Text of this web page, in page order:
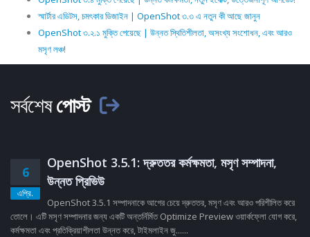
স্মার্টার এডিটস, চমৎকার ডিজাইন | OpenShot ৩.৩ এ নতুন কী আছে জানুন
OpenShot ৩.২.১ মুক্তি পেয়েছে | উন্নত স্থিতিশীলতা, অসংখ্য সংশোধন, এবং আরও
মসৃণ লঞ্চ!
সর্বশেষপোস্ট
6
এপ্রি.
OpenShot 3.5.1: দ্রুততর কর্মক্ষমতা, মসৃণ সম্পাদনা,
উন্নত প্রিভিউ
OpenShot 3.5.1 সম্পাদনাকে আগের চেয়ে দ্রুততর, মসৃণ এবং আরও পরিশীলিত করে
তোলে। এটি মসৃণ সম্পাদনার জন্য একটি অন্তর্নির্মিত Optimize Preview ওয়ার্কফ্লো যোগ করে,
কর্মক্ষমতা এবং প্রতিক্রিয়াশীলতা উন্নত করে, টাইমলাইন জু......